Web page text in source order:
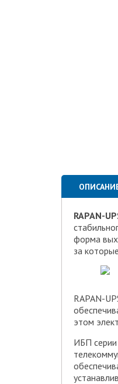
RAPAN-
форма
за
RAPAN-
этом
ИБП серии